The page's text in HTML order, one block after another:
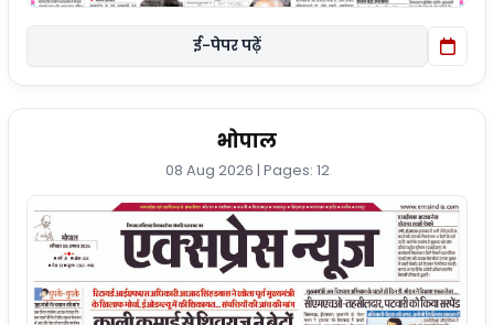
ई-पेपर पढ़ें
भोपाल
08 Aug 2026 | Pages: 12